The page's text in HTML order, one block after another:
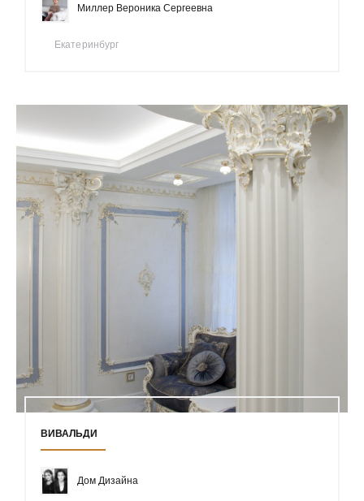
Миллер Вероника Сергеевна
Екатеринбург
ВИВАЛЬДИ
Дом Дизайна